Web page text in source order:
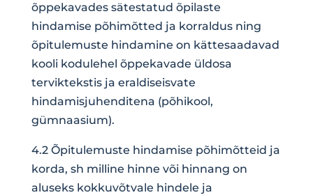
õppekavades sätestatud õpilaste
hindamise põhimõtted ja korraldus ning
õpitulemuste hindamine on kättesaadavad
kooli kodulehel õppekavade üldosa
terviktekstisja eraldiseisvate
hindamisjuhenditena (põhikool,
gümnaasium).
4.2 Õpitulemuste hindamise põhimõtteid ja
korda, sh milline hinne või hinnang on
aluseks kokkuvõtvale hindele ja